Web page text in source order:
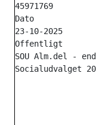
45971769
Dato
23-10-2025
Offentligt
SOU Alm.del -